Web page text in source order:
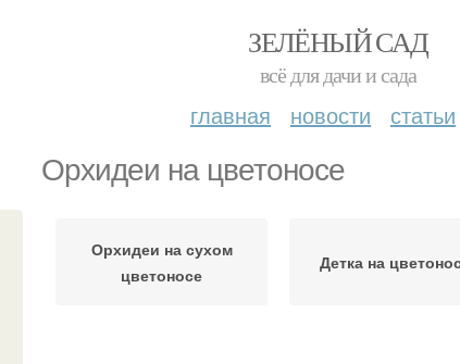
ЗЕЛЁНЫЙ САД
всё для дачи и сада
главная новости статьи
Орхидеи на цветоносе
Орхидеи на сухом
цветоносе
Детка на